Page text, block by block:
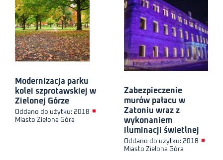
Modernizacja parku
kolei szprotawskiej w
Zielonej Górze
Oddano do użytku: 2018 ■
Miasto Zielona Góra
Zabezpieczenie
murów pałacu w
Zatoniu wraz z
wykonaniem
iluminacji świetlnej
Oddano do użytku: 2018 ■
Miasto Zielona Góra